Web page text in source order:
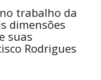
trabalho da
dimensões
suas
Rodrigues